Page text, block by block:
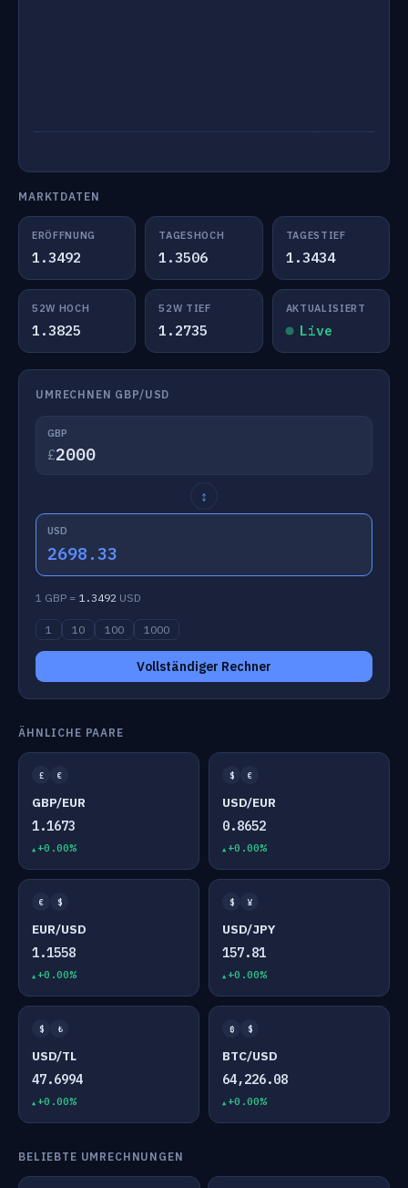
MARKTDATEN
ERÖFFNUNG
1.3492
TAGESHOCH
1.3506
TAGESTIEF
1.3434
52W HOCH
1.3825
52W TIEF
1.2735
AKTUALISIERT
Live
UMRECHNEN GBP/USD
GBP
£
↕
USD
2698.33
1 GBP = 1.3492 USD
1 10 100 1000
Vollständiger Rechner
ÄHNLICHE PAARE
£ €
GBP/EUR
1.1673
+0.00%
$ €
USD/EUR
0.8652
+0.00%
€ $
EUR/USD
1.1558
+0.00%
$ ¥
USD/JPY
157.81
+0.00%
$ ₺
USD/TL
47.6994
+0.00%
₿ $
BTC/USD
64,226.08
+0.00%
BELIEBTE UMRECHNUNGEN